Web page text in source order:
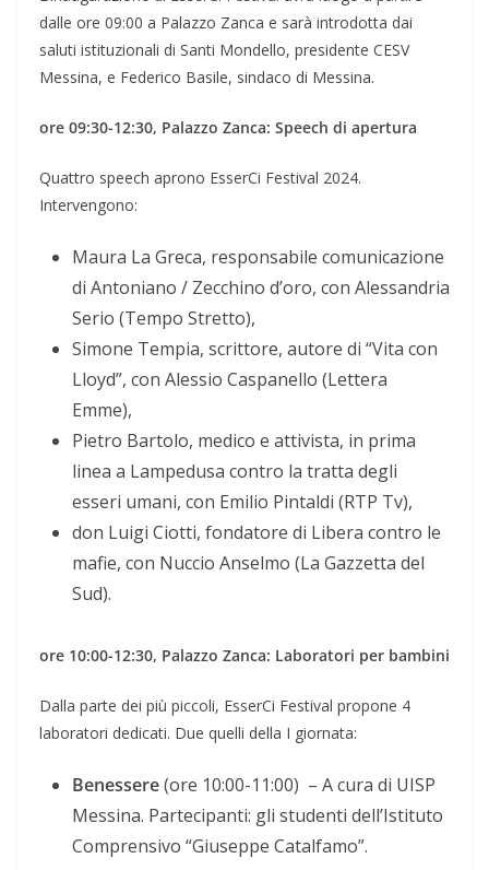
dalle ore 09:00 a Palazzo Zanca e sarà introdotta dai
saluti istituzionali di Santi Mondello, presidente CESV
Messina, e Federico Basile, sindaco di Messina.
ore 09:30-12:30, Palazzo Zanca: Speech di apertura
Quattro speech aprono EsserCi Festival 2024.
Intervengono:
Maura La Greca, responsabile comunicazione
di Antoniano / Zecchino d’oro, con Alessandria
Serio (Tempo Stretto),
Simone Tempia, scrittore, autore di “Vita con
Lloyd”, con Alessio Caspanello (Lettera
Emme),
Pietro Bartolo, medico e attivista, in prima
linea a Lampedusa contro la tratta degli
esseri umani, con Emilio Pintaldi (RTP Tv),
don Luigi Ciotti, fondatore di Libera contro le
mafie, con Nuccio Anselmo (La Gazzetta del
Sud).
ore 10:00-12:30, Palazzo Zanca: Laboratori per bambini
Dalla parte dei più piccoli, EsserCi Festival propone 4
laboratori dedicati. Due quelli della I giornata:
Benessere(ore 10:00-11:00) – A cura di UISP
Messina. Partecipanti: gli studenti dell’Istituto
Comprensivo “Giuseppe Catalfamo”.